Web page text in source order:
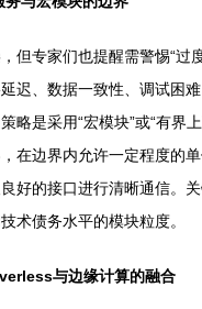
但专家们也提醒需警惕“过
迟、数据一致性、调试困
略是采用“宏模块”或“有界
在边界内允许一定程度的
好的接口进行清晰通信。
术债务水平的模块粒度。
与边缘计算的融合